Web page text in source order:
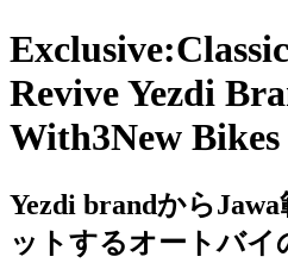
Revive Yezdi
With3New Bikes
Yezdi brandから
ットするオートバイ